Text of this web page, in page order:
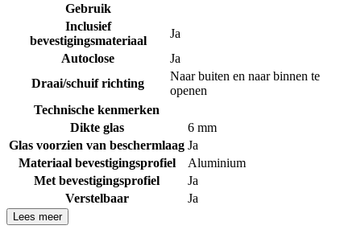
Gebruik
Inclusief
bevestigingsmateriaal
Ja
Autoclose
Ja
Draai/schuif richting
Naar buiten en naar binnen te
openen
Technische kenmerken
Dikte glas
6 mm
Glas voorzien van beschermlaag Ja
Materiaal bevestigingsprofiel
Aluminium
Met bevestigingsprofiel
Ja
Verstelbaar
Ja
Lees meer